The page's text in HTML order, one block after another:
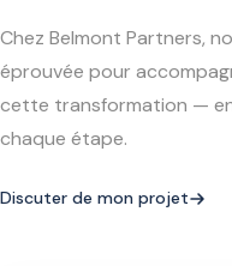
Chez Belmont Partners,
éprouvée pour
cette transformation —
chaque étape.
Discuter de mon projet